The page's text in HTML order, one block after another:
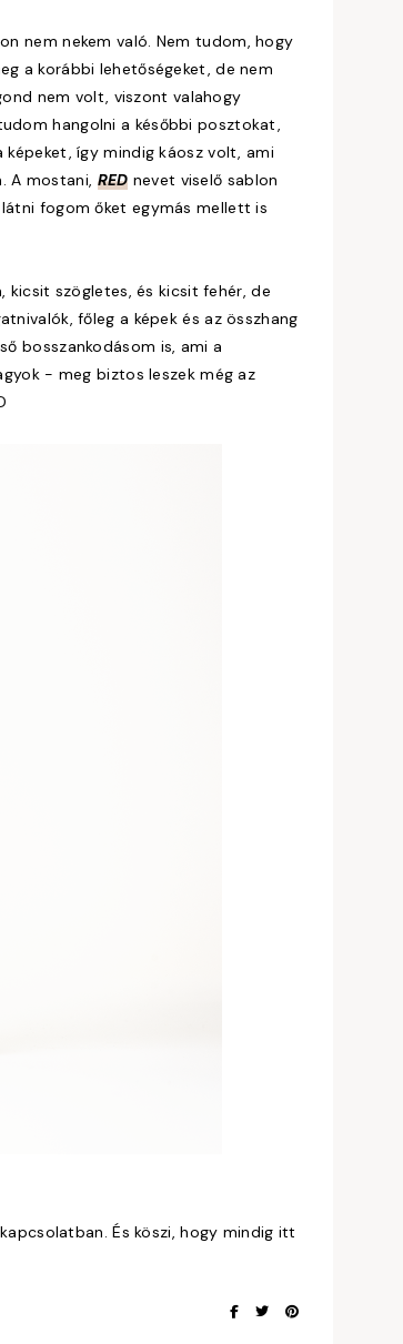
nem nekem való. Nem tudom, hogy
a korábbi lehetőségeket, de nem
nem volt, viszont valahogy
hangolni a későbbi posztokat,
így mindig káosz volt, ami
A mostani, RED nevet viselő sablon
fogom őket egymás mellett is
szögletes, és kicsit fehér, de
főleg a képek és az összhang
bosszankodásom is, ami a
- meg biztos leszek még az
És köszi, hogy mindig itt